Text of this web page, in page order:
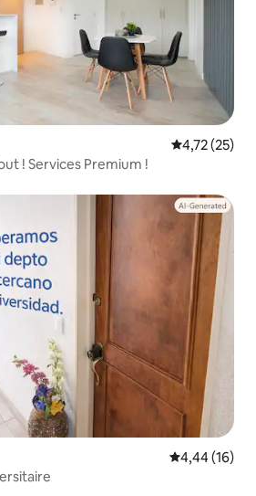
Évaluation
4,72 (25)
! Services Premium !
Évaluation
4,44 (16)